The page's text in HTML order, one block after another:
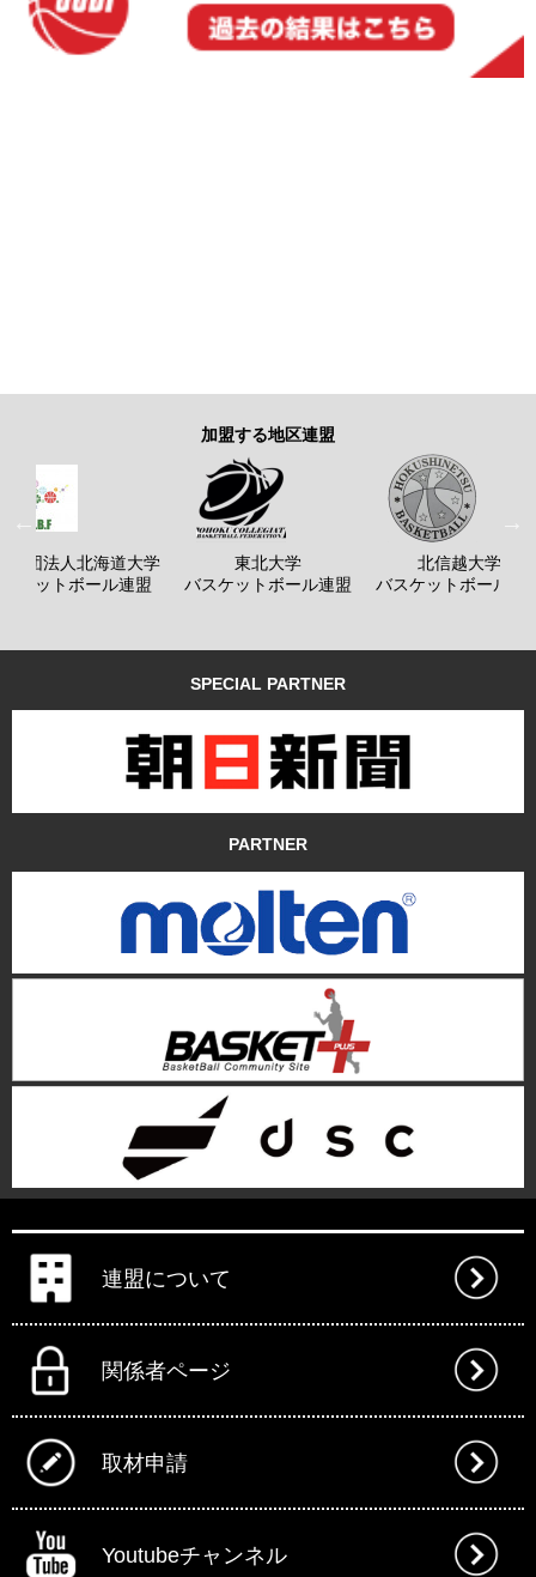
加盟する地区連盟
社団法人北海道大学
ケットボール連盟
東北大学
バスケットボール連盟
北信越大学
バスケットボール連
SPECIAL PARTNER
PARTNER
連盟について
関係者ページ
取材申請
Youtubeチャンネル